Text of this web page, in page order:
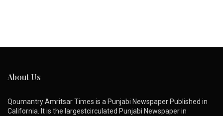
About Us
Qoumantry Amritsar Times is a Punjabi Newspaper Published in
California. It is the largestcirculated Punjabi Newspaper in